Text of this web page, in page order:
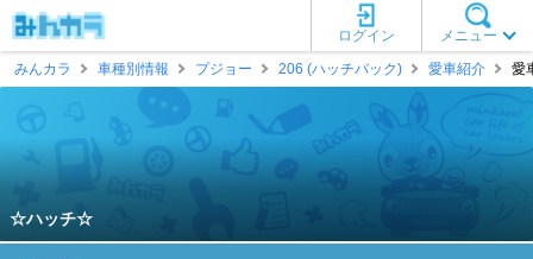
メニュー
ログイン
みんカラ
車種別情報 プジョー 206 (ハッチバック) 愛車紹介 愛
☆ハッチ☆